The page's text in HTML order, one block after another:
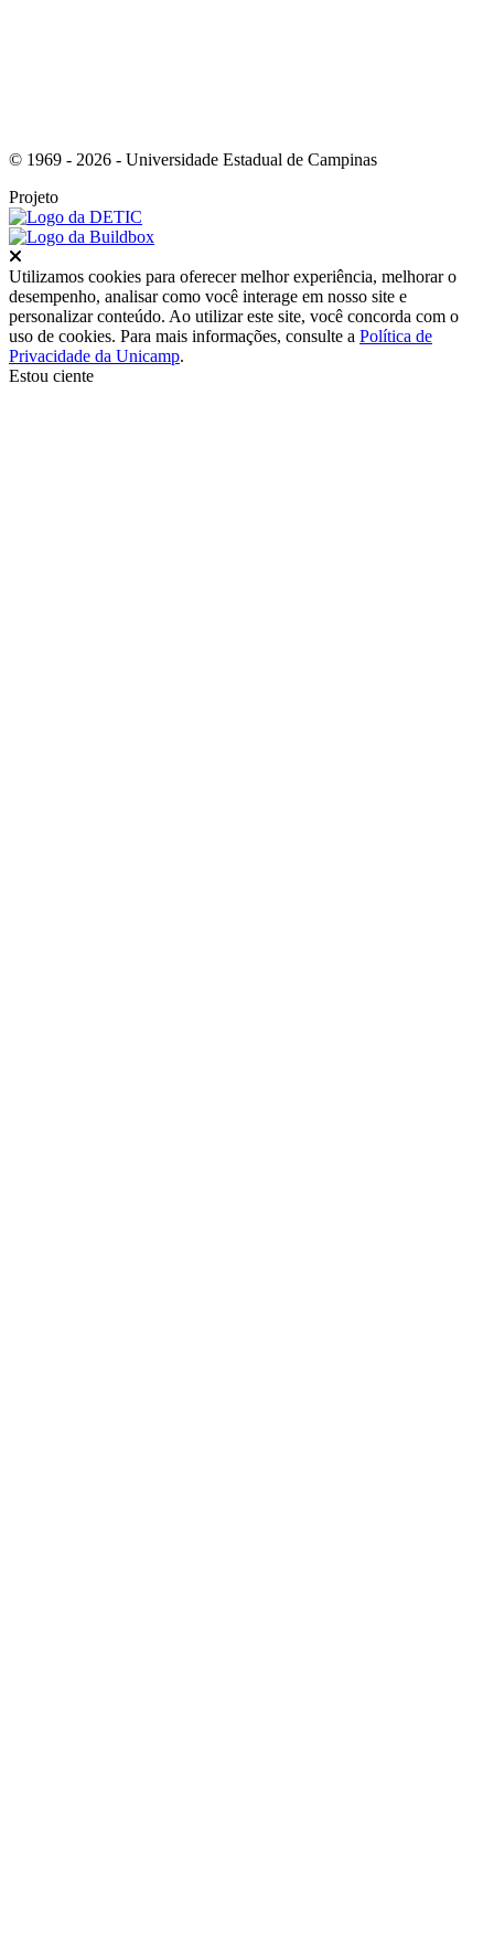
© 1969 - 2026 - Universidade Estadual de Campinas
Projeto
Utilizamos cookies para oferecer melhor experiência, melhorar o
desempenho, analisar como você interage em nosso site e
personalizar conteúdo. Ao utilizar este site, você concorda com o
uso de cookies. Para mais informações, consulte a Política de
Privacidade da Unicamp.
Estou ciente